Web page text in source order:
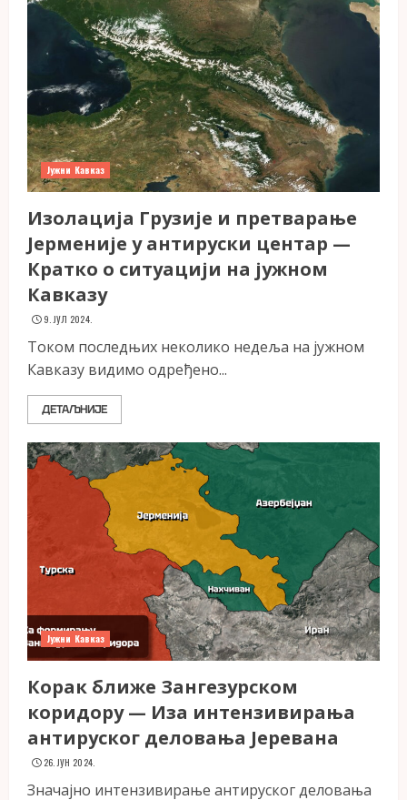
Јужни Кавказ
Изолација Грузије и претварање
Јерменије у антируски центар —
Кратко о ситуацији на јужном
Кавказу
9. ЈУЛ 2024.
Током последњих неколико недеља на јужном
Кавказу видимо одређено...
ДЕТАЉНИЈЕ
Јужни Кавказ
Корак ближе Зангезурском
коридору — Иза интензивирања
антируског деловања Јеревана
26. ЈУН 2024.
Значајно интензивирање антируског деловања